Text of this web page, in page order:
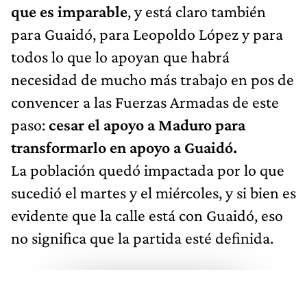
que es imparable, y está claro también
para Guaidó, para Leopoldo López y para
todos lo que lo apoyan que habrá
necesidad de mucho más trabajo en pos de
convencer a las Fuerzas Armadas de este
paso:cesar el apoyo a Maduro para
transformarlo en apoyo a Guaidó.
La población quedó impactada por lo que
sucedió el martes y el miércoles, y si bien es
evidente que la calle está con Guaidó, eso
no significa que la partida esté definida.